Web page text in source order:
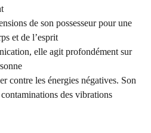
de son possesseur pour une
et de l’esprit
elle agit profondément sur
contre les énergies négatives. Son
des vibrations